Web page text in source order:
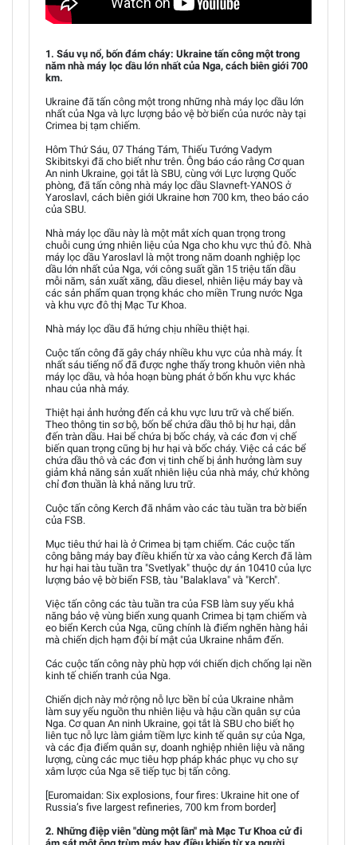
1. Sáu vụ nổ, bốn đám cháy: Ukraine tấn công một trong
năm nhà máy lọc dầu lớn nhất của Nga, cách biên giới 700
km.
Ukraine đã tấn công một trong những nhà máy lọc dầu lớn
nhất của Nga và lực lượng bảo vệ bờ biển của nước này tại
Crimea bị tạm chiếm.
Hôm Thứ Sáu, 07 Tháng Tám, Thiếu Tướng Vadym
Skibitskyi đã cho biết như trên. Ông báo cáo rằng Cơ quan
An ninh Ukraine, gọi tắt là SBU, cùng với Lực lượng Quốc
phòng, đã tấn công nhà máy lọc dầu Slavneft-YANOS ở
Yaroslavl, cách biên giới Ukraine hơn 700 km, theo báo cáo
của SBU.
Nhà máy lọc dầu này là một mắt xích quan trọng trong
chuỗi cung ứng nhiên liệu của Nga cho khu vực thủ đô. Nhà
máy lọc dầu Yaroslavl là một trong năm doanh nghiệp lọc
dầu lớn nhất của Nga, với công suất gần 15 triệu tấn dầu
mỗi năm, sản xuất xăng, dầu diesel, nhiên liệu máy bay và
các sản phẩm quan trọng khác cho miền Trung nước Nga
và khu vực đô thị Mạc Tư Khoa.
Nhà máy lọc dầu đã hứng chịu nhiều thiệt hại.
Cuộc tấn công đã gây cháy nhiều khu vực của nhà máy. Ít
nhất sáu tiếng nổ đã được nghe thấy trong khuôn viên nhà
máy lọc dầu, và hỏa hoạn bùng phát ở bốn khu vực khác
nhau của nhà máy.
Thiệt hại ảnh hưởng đến cả khu vực lưu trữ và chế biến.
Theo thông tin sơ bộ, bốn bể chứa dầu thô bị hư hại, dẫn
đến tràn dầu. Hai bể chứa bị bốc cháy, và các đơn vị chế
biến quan trọng cũng bị hư hại và bốc cháy. Việc cả các bể
chứa dầu thô và các đơn vị tinh chế bị ảnh hưởng làm suy
giảm khả năng sản xuất nhiên liệu của nhà máy, chứ không
chỉ đơn thuần là khả năng lưu trữ.
Cuộc tấn công Kerch đã nhắm vào các tàu tuần tra bờ biển
của FSB.
Mục tiêu thứ hai là ở Crimea bị tạm chiếm. Các cuộc tấn
công bằng máy bay điều khiển từ xa vào cảng Kerch đã làm
hư hại hai tàu tuần tra "Svetlyak" thuộc dự án 10410 của lực
lượng bảo vệ bờ biển FSB, tàu "Balaklava" và "Kerch".
Việc tấn công các tàu tuần tra của FSB làm suy yếu khả
năng bảo vệ vùng biển xung quanh Crimea bị tạm chiếm và
eo biển Kerch của Nga, cũng chính là điểm nghẽn hàng hải
mà chiến dịch hạm đội bí mật của Ukraine nhắm đến.
Các cuộc tấn công này phù hợp với chiến dịch chống lại nền
kinh tế chiến tranh của Nga.
Chiến dịch này mở rộng nỗ lực bền bỉ của Ukraine nhằm
làm suy yếu nguồn thu nhiên liệu và hậu cần quân sự của
Nga. Cơ quan An ninh Ukraine, gọi tắt là SBU cho biết họ
liên tục nỗ lực làm giảm tiềm lực kinh tế quân sự của Nga,
và các địa điểm quân sự, doanh nghiệp nhiên liệu và năng
lượng, cùng các mục tiêu hợp pháp khác phục vụ cho sự
xâm lược của Nga sẽ tiếp tục bị tấn công.
[Euromaidan: Six explosions, four fires: Ukraine hit one of
Russia’s five largest refineries, 700 km from border]
2. Những điệp viên "dùng một lần" mà Mạc Tư Khoa cử đi